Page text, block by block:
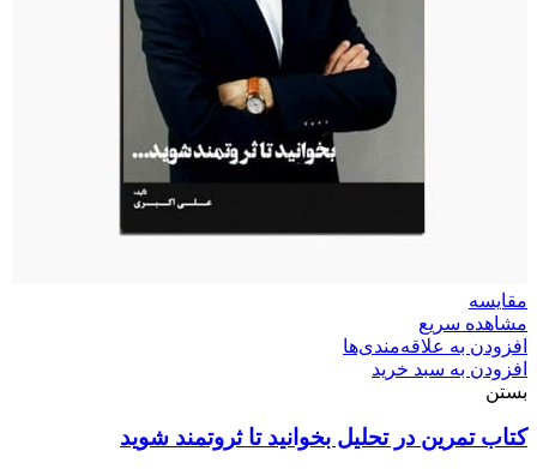
مقایسه
مشاهده سریع
افزودن به علاقه‌مندی‌ها
افزودن به سبد خرید
بستن
کتاب تمرین در تحلیل بخوانید تا ثروتمند شوید